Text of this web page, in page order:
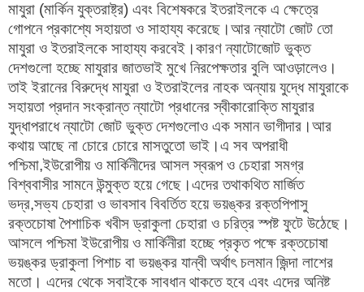
মাযুরা (মার্কিন যুক্তরাষ্ট্র) এবং বিশেষকরে ইতরাইলকে এ ক্ষেত্রে
গোপনে প্রকাশ্যে সহায়তা ও সাহায্য করেছে।আর ন্যাটো জোট তো
মাযুরা ও ইতরাইলকে সাহায্য করবেই।কারণ ন্যাটোজোট ভুক্ত
দেশগুলো হচ্ছে মাযুরার জাতভাই মুখে নিরপেক্ষতার বুলি আওড়ালেও।
তাই ইরানের বিরুদ্ধে মাযুরা ও ইতরাইলের নাহক অন্যায় যুদ্ধে মাযুরাকে
সহায়তা প্রদান সংক্রান্ত ন্যাটো প্রধানের স্বীকারোক্তি মাযুরার
যুদ্ধাপরাধে ন্যাটো জোট ভুক্ত দেশগুলোও এক সমান ভাগীদার।আর
কথায় আছে না চোরে চোরে মাসতুতো ভাই।এ সব অপরাধী
পশ্চিমা,ইউরোপীয় ও মার্কিনীদের আসল স্বরূপ ও চেহারা সমগ্র
বিশ্ববাসীর সামনে উন্মুক্ত হয়ে গেছে।এদের তথাকথিত মার্জিত
ভদ্র,সভ্য চেহারা ও ভাবসাব বিবর্তিত হয়ে ভয়ঙ্কর রক্তপিপাসু
রক্তচোষা পৈশাচিক খবীস ড্রাকুলা চেহারা ও চরিত্র স্পষ্ট ফুটে উঠেছে।
আসলে পশ্চিমা ইউরোপীয় ও মার্কিনীরা হচ্ছে প্রকৃত পক্ষে রক্তচোষা
ভয়ঙ্কর ড্রাকুলা পিশাচ বা ভয়ঙ্কর যান্বী অর্থাৎ চলমান জিন্দা লাশের
মতো। এদের থেকে সবাইকে সাবধান থাকতে হবে এবং এদের অনিষ্ট